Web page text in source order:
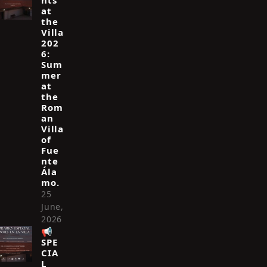
at
the
Villa
202
6:
Sum
mer
at
the
Rom
an
Villa
of
Fue
nte
Ála
mo.
25
June,
2026
📢
SPE
CIA
L